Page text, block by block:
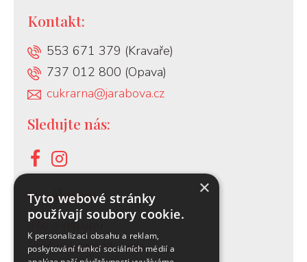
Kontakt:
553 671 379 (Kravaře)
737 012 800 (Opava)
cukrarna@jarabova.cz
Sledujte nás:
O nákupu:
Vše o nákupu
Proč nakupovat u nás
×
Tyto webové stránky
používají soubory cookie.
K personalizaci obsahu a reklam,
poskytování funkcí sociálních médií a